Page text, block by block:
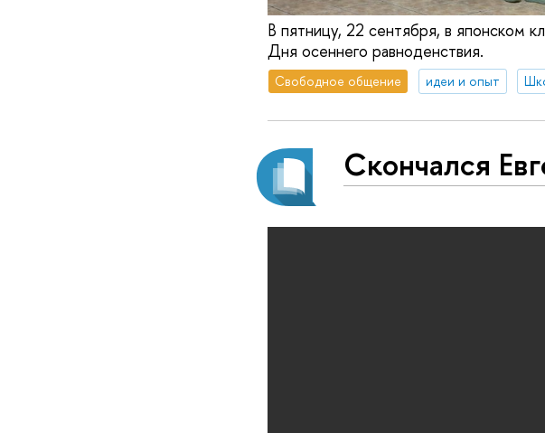
В пятницу, 22 сентября, в японском
Дня осеннего равноденствия.
Свободное общение идеи и опыт
Скончался